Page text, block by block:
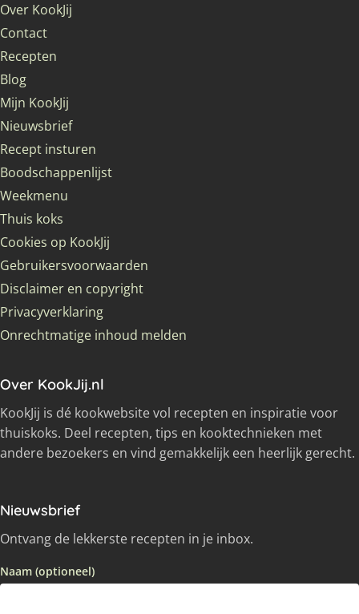
Over KookJij
Contact
Recepten
Blog
Mijn KookJij
Nieuwsbrief
Recept insturen
Boodschappenlijst
Weekmenu
Thuis koks
Cookies op KookJij
Gebruikersvoorwaarden
Disclaimer en copyright
Privacyverklaring
Onrechtmatige inhoud melden
Over KookJij.nl
KookJij is dé kookwebsite vol recepten en inspiratie voor
thuiskoks. Deel recepten, tips en kooktechnieken met
andere bezoekers en vind gemakkelijk een heerlijk gerecht.
Nieuwsbrief
Ontvang de lekkerste recepten in je inbox.
Naam (optioneel)